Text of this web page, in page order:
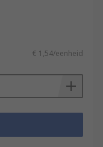
€ 1,54/eenheid